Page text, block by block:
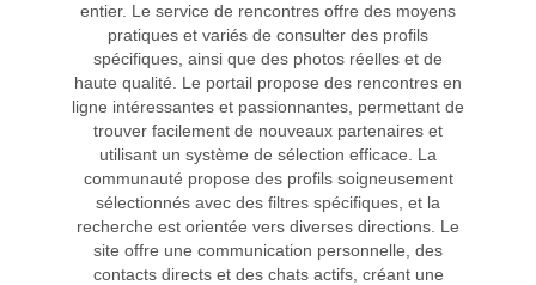
entier. Le service de rencontres offre des moyens
pratiques et variés de consulter des profils
spécifiques, ainsi que des photos réelles et de
haute qualité. Le portail propose des rencontres en
ligne intéressantes et passionnantes, permettant de
trouver facilement de nouveaux partenaires et
utilisant un système de sélection efficace. La
communauté propose des profils soigneusement
sélectionnés avec des filtres spécifiques, et la
recherche est orientée vers diverses directions. Le
site offre une communication personnelle, des
contacts directs et des chats actifs, créant une